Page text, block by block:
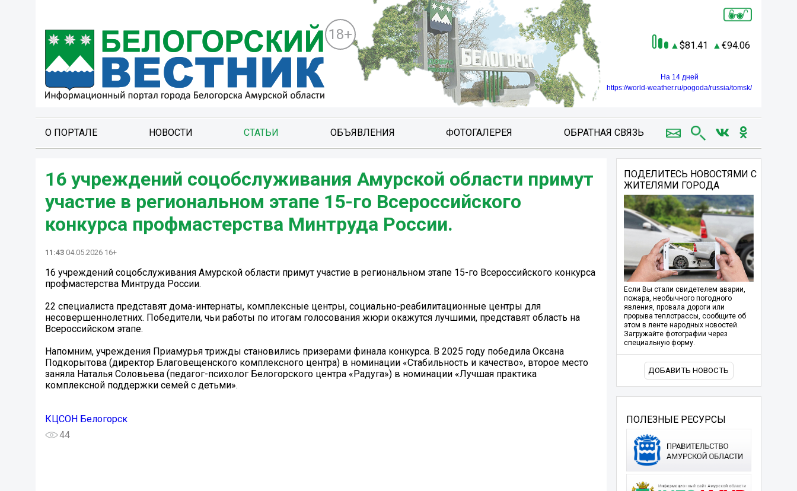
18+
81.41 94.06
На 14 дней
https://world-weather.ru/pogoda/russia/tomsk/
О ПОРТАЛЕ НОВОСТИ СТАТЬИ ОБЪЯВЛЕНИЯ ФОТОГАЛЕРЕЯ ОБРАТНАЯ СВЯЗЬ
16 учреждений соцобслуживания Амурской области примут
участие в региональном этапе 15-го Всероссийского
конкурса профмастерства Минтруда России.
11:43 04.05.2026 16+
16 учреждений соцобслуживания Амурской области примут участие в региональном этапе 15-го Всероссийского конкурса
профмастерства Минтруда России.
22 специалиста представят дома-интернаты, комплексные центры, социально-реабилитационные центры для
несовершеннолетних. Победители, чьи работы по итогам голосования жюри окажутся лучшими, представят область на
Всероссийском этапе.
Напомним, учреждения Приамурья трижды становились призерами финала конкурса. В 2025 году победила Оксана
Подкорытова (директор Благовещенского комплексного центра) в номинации «Стабильность и качество», второе место
заняла Наталья Соловьева (педагог-психолог Белогорского центра «Радуга») в номинации «Лучшая практика
комплексной поддержки семей с детьми».
КЦСОН Белогорск
44
ПОДЕЛИТЕСЬ НОВОСТЯМИ С
ЖИТЕЛЯМИ ГОРОДА
Если Вы стали свидетелем аварии,
пожара, необычного погодного
явления, провала дороги или
прорыва теплотрассы, сообщите об
этом в ленте народных новостей.
Загружайте фотографии через
специальную форму.
ДОБАВИТЬ НОВОСТЬ
ПОЛЕЗНЫЕ РЕСУРСЫ